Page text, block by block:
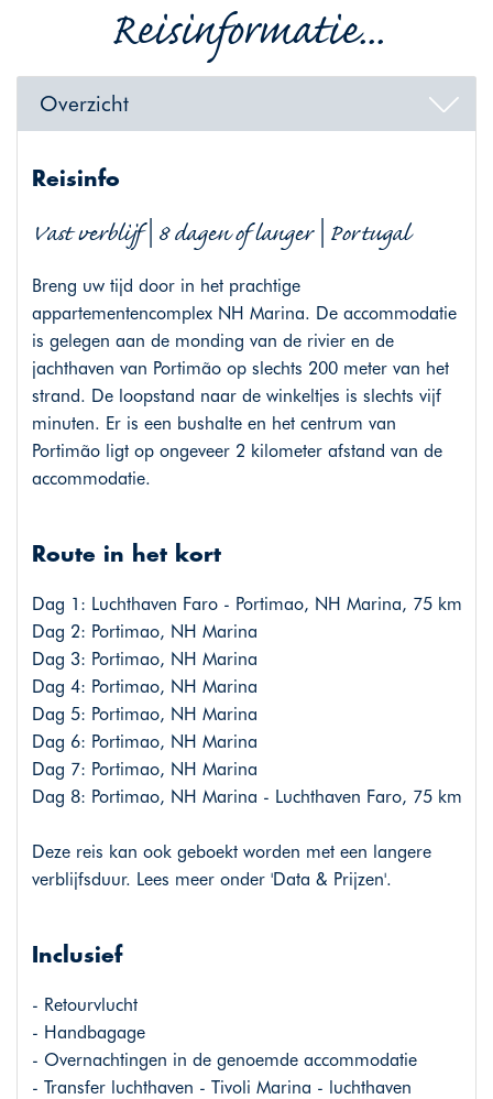
Reisinformatie...
Overzicht
Reisinfo
Vast verblijf | 8 dagen of langer | Portugal
Breng uw tijd door in het prachtige
appartementencomplex NH Marina. De accommodatie
is gelegen aan de monding van de rivier en de
jachthaven van Portimão op slechts 200 meter van het
strand. De loopstand naar de winkeltjes is slechts vijf
minuten. Er is een bushalte en het centrum van
Portimão ligt op ongeveer 2 kilometer afstand van de
accommodatie.
Route in het kort
Dag 1: Luchthaven Faro - Portimao, NH Marina, 75 km
Dag 2: Portimao, NH Marina
Dag 3: Portimao, NH Marina
Dag 4: Portimao, NH Marina
Dag 5: Portimao, NH Marina
Dag 6: Portimao, NH Marina
Dag 7: Portimao, NH Marina
Dag 8: Portimao, NH Marina - Luchthaven Faro, 75 km
Deze reis kan ook geboekt worden met een langere
verblijfsduur. Lees meer onder 'Data & Prijzen'.
Inclusief
- Retourvlucht
- Handbagage
- Overnachtingen in de genoemde accommodatie
- Transfer luchthaven - Tivoli Marina - luchthaven